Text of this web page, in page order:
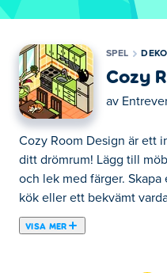
SPEL
Cozy
av
Cozy Room Design är ett
ditt drömrum! Lägg till
och lek med färger.
kök eller ett bekvämt
VISA MER